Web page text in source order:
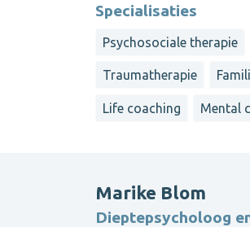
Specialisaties
Psychosociale therapie
Traumatherapie
Life coaching Mental
Marike Blom
Dieptepsycholoog